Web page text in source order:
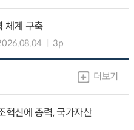
체계 구축
3p
더보기
혁신에 총력, 국가자산